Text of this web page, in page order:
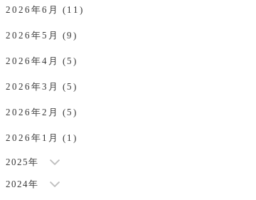
2026年6月 (11)
2026年5月 (9)
2026年4月 (5)
2026年3月 (5)
2026年2月 (5)
2026年1月 (1)
2025年
2024年